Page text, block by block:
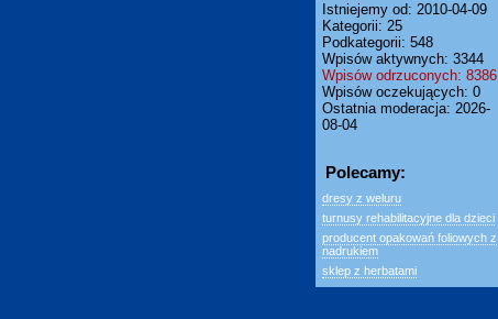
Istniejemy od: 2010-04-09
Kategorii: 25
Podkategorii: 548
Wpisów aktywnych: 3344
Wpisów odrzuconych: 8386
Wpisów oczekujących: 0
Ostatnia moderacja: 2026-
08-04
Polecamy:
dresy z weluru
turnusy rehabilitacyjne dla dzieci
producent opakowań foliowych z
nadrukiem
sklep z herbatami